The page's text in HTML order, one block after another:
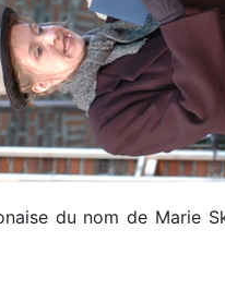
du nom de Marie